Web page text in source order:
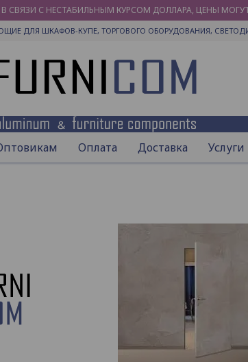
СВЯЗИ С НЕСТАБИЛЬНЫМ КУРСОМ ДОЛЛАРА, ЦЕНЫ
ДЛЯ ШКАФОВ-КУПЕ, ТОРГОВОГО ОБОРУДОВАНИЯ,
Оплата Доставка Услуги